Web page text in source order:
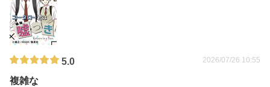
5.0 2026/07/26 10:55
複雑な